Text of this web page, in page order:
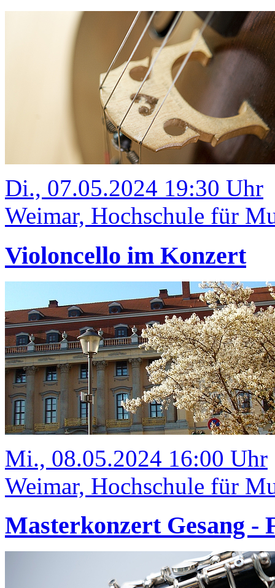
Di., 07.05.2024 19:30 Uhr
Weimar, Hochschule für
Violoncello im Konzert
Mi., 08.05.2024 16:00 Uhr
Weimar, Hochschule für
Masterkonzert Gesang -